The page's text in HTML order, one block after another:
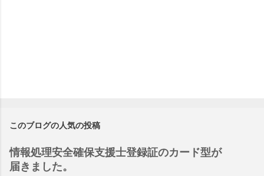
このブログの人気の投稿
情報処理安全確保支援士登録証のカード型が
届きました。